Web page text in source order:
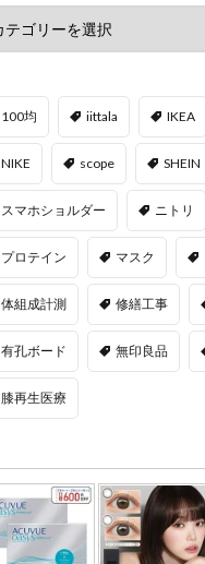
100均 iittala IKEA
NIKE scope SHEIN
スマホショルダー ニトリ
プロテイン マスク
体組成計測 修繕工事
有孔ボード 無印良品
膝再生医療